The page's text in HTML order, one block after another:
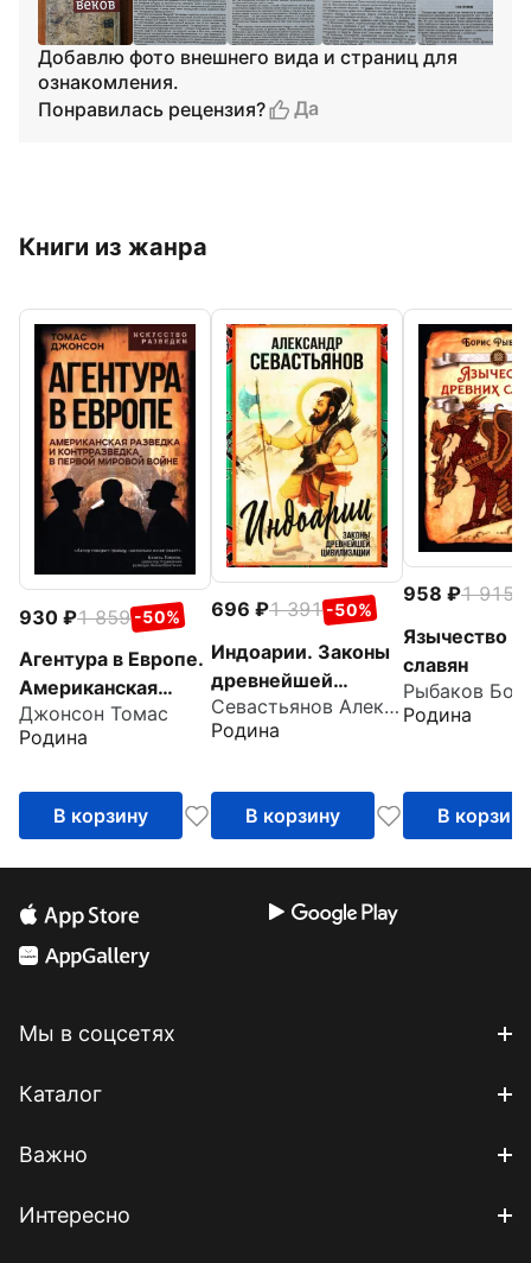
Добавлю фото внешнего вида и страниц для
ознакомления.
Понравилась рецензия?
Да
Книги из жанра
930 1 859 -50%
Агентура в Европе.
Американская
разведка и
контрразведка в
войне
Джонсон Томас
Родина
В корзину
696 1 391 -50%
Индоарии. Законы
древнейшей
цивилизации
Севастьянов Александр Владимирович
Родина
В корзину
958 1 915
Язычество
славян
Родина
В корзину
Мы в соцсетях
Каталог
Важно
Интересно